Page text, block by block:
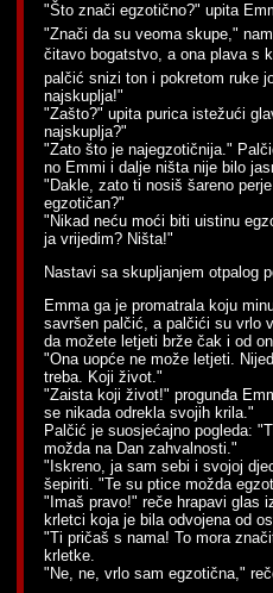
"Što znači egzotično?" upita
"Znači da su veoma skupe,"
čitavo bogatstvo, a ona plava s
palčić snizi ton i pokretom ruke
najskuplja!"
"Zašto?" upita purica istežući
najskuplja?"
"Zato što je najegzotičnija."
no Emmi i dalje ništa nije bilo
"Dakle, zato ti nosiš šareno
egzotičan?"
"Nikad neću moći biti uistinu
ja vrijedim? Ništa!"
Nastavi sa skupljanjem otpalog
Emma ga je promatrala koju
savršen palčić, a palčići su vrlo
da možete letjeti brže čak i od
"Ona uopće ne može letjeti.
treba. Koji život."
"Zaista koji život!" progunđa
se nikada odrekla svojih krila."
Palčić je suosjećajno pogleda:
možda na Dan zahvalnosti."
"Iskreno, ja sam sebi i svojoj
šepiriti. "Te su ptice možda
"Imaš pravo!" reče hrapavi glas
krletci koja je bila odvojena od
"Ti pričaš s nama! To mora
krletke.
"Ne, ne, vrlo sam egzotična,"